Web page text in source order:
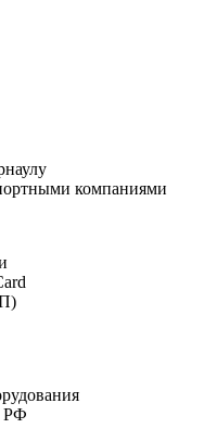
компаниями
РФ